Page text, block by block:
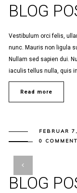
BLOG
Vestibulum orci felis,
nunc. Mauris non ligula
Nullam sed sapien dui.
iaculis tellus nulla, quis
Read more
FEBRUAR
0 COMMENT
BLOG